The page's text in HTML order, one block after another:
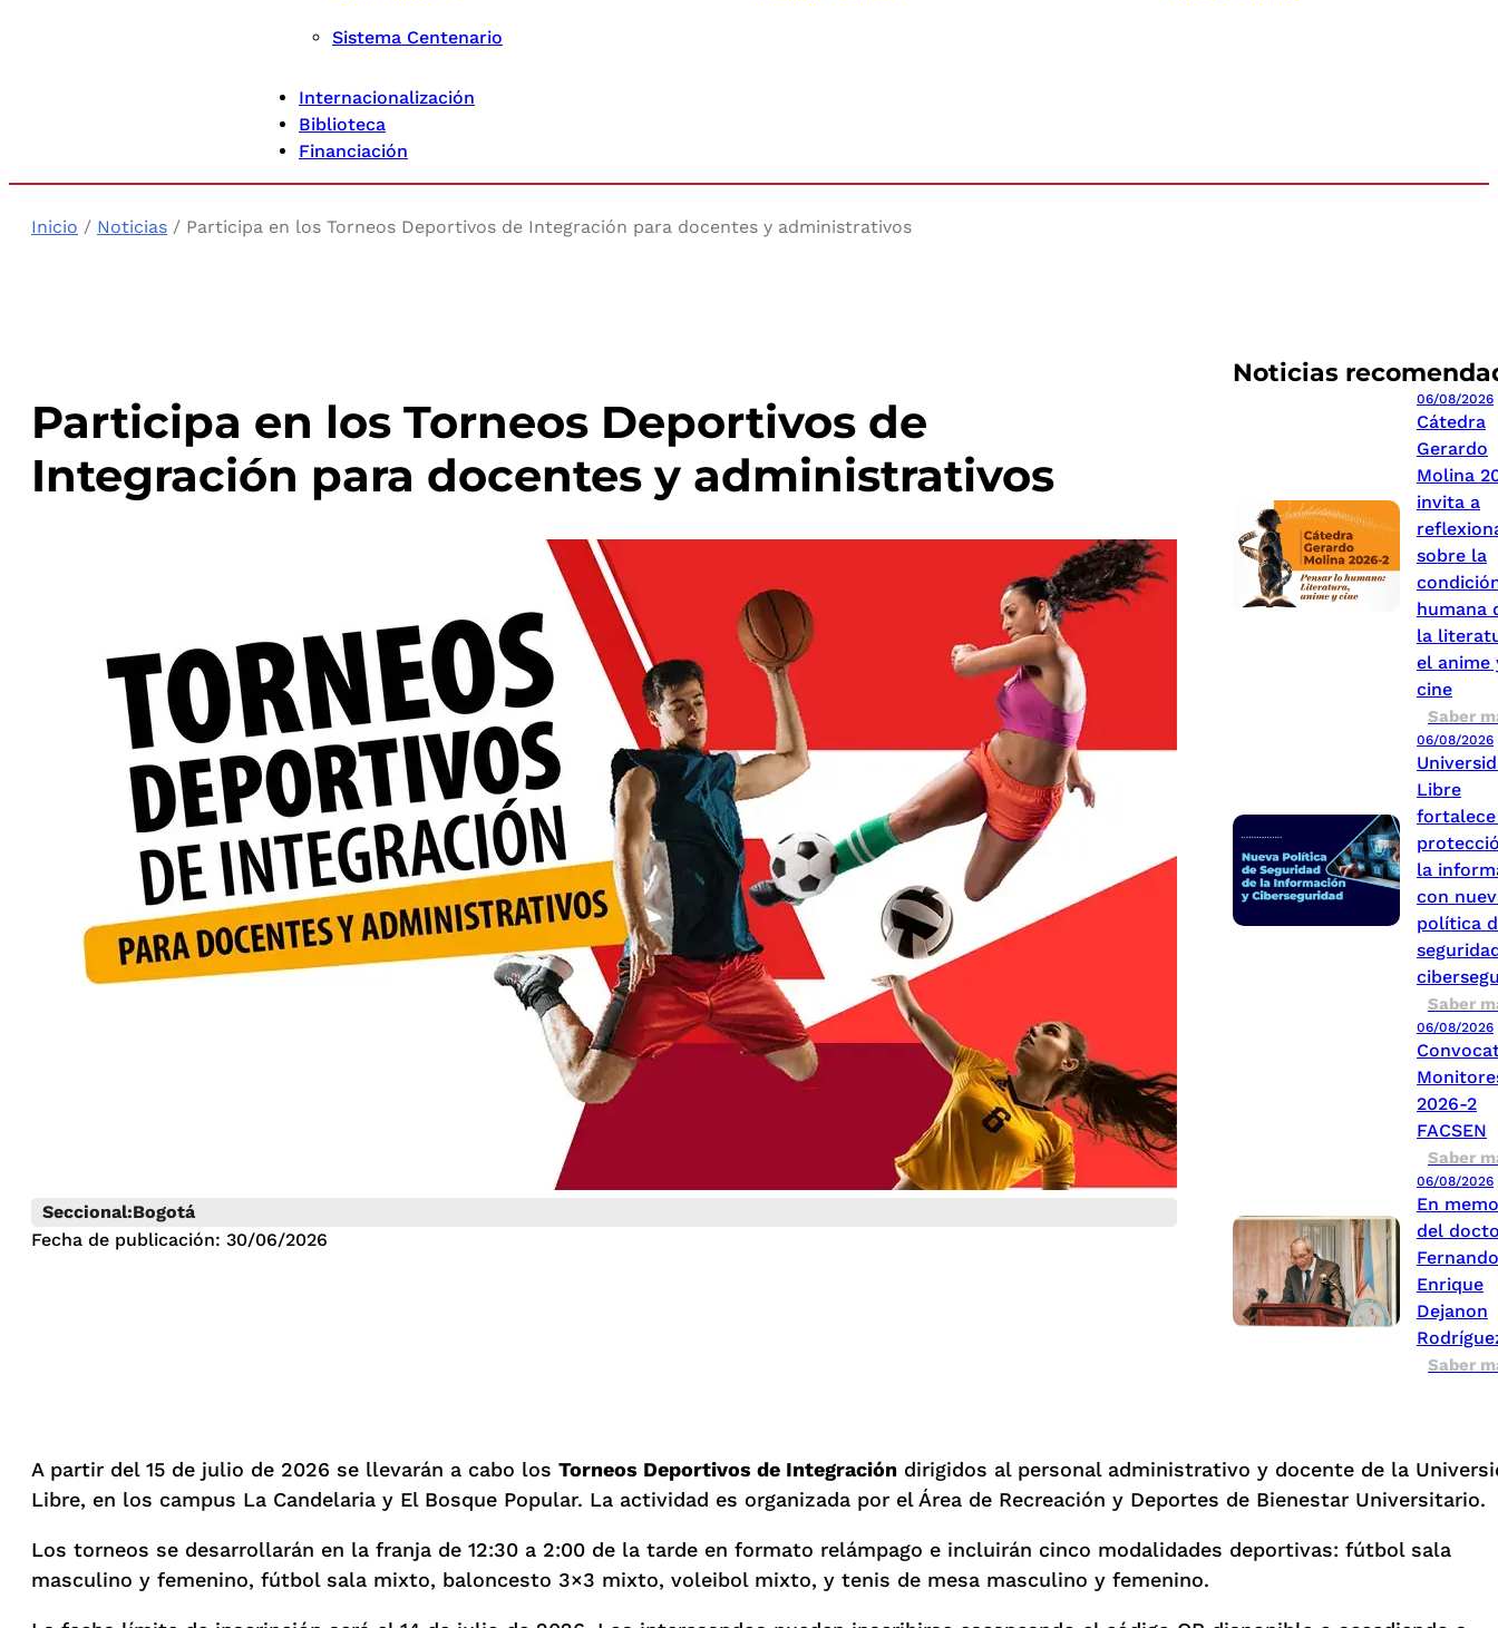
Sistema Centenario
Internacionalización
Biblioteca
Financiación
Inicio / Noticias / Participa en los Torneos Deportivos de Integración para docentes y administrativos
Participa en los Torneos Deportivos de
Integración para docentes y administrativos
Seccional:Bogotá
Fecha de publicación: 30/06/2026
Noticias
06/08/2026
Cátedra
Gerardo
Molina
invita a
sobre la
humana
la
el anime
cine
Saber
06/08/2026
Libre
la
con
política
Saber
06/08/2026
2026-2
FACSEN
Saber
06/08/2026
En
del
Fernando
Enrique
Dejanon
Saber
A partir del 15 de julio de 2026 se llevarán a cabo los Torneos Deportivos de Integración dirigidos al personal administrativo y docente de la
Libre, en los campus La Candelaria y El Bosque Popular. La actividad es organizada por el Área de Recreación y Deportes de Bienestar Universitario.
Los torneos se desarrollarán en la franja de 12:30 a 2:00 de la tarde en formato relámpago e incluirán cinco modalidades deportivas: fútbol sala
masculino y femenino, fútbol sala mixto, baloncesto 3×3 mixto, voleibol mixto, y tenis de mesa masculino y femenino.